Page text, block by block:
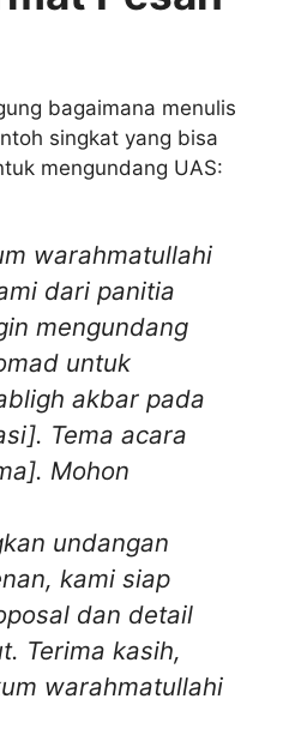
bagaimana menulis
singkat yang bisa
mengundang UAS:
warahmatullahi
dari panitia
mengundang
untuk
akbar pada
Tema acara
Mohon
undangan
kami siap
dan detail
Terima kasih,
warahmatullahi